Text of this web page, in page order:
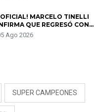
OFICIAL! MARCELO TINELLI
QUE REGRESÓ CON
FIGUEROA: “EL AMOR
MÁS”
Ago 2026
SUPER CAMPEONES